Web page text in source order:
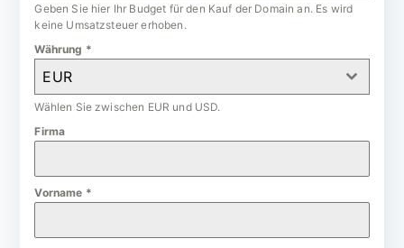
Geben Sie hier Ihr Budget für den Kauf der Domain an. Es wird
keine Umsatzsteuer erhoben.
Währung *
EUR
Wählen Sie zwischen EUR und USD.
Firma
Vorname *